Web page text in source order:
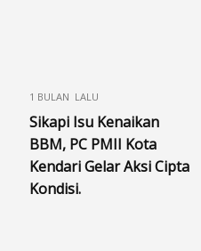
1 BULAN LALU
Sikapi Isu Kenaikan
BBM, PC PMII Kota
Kendari Gelar Aksi Cipta
Kondisi.